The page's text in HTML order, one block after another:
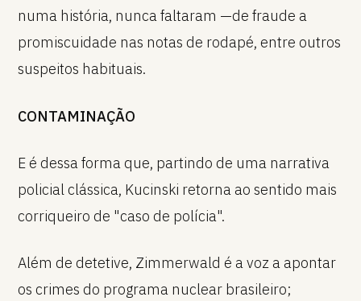
numa história, nunca faltaram —de fraude a
promiscuidade nas notas de rodapé, entre outros
suspeitos habituais.
CONTAMINAÇÃO
E é dessa forma que, partindo de uma narrativa
policial clássica, Kucinski retorna ao sentido mais
corriqueiro de "caso de polícia".
Além de detetive, Zimmerwald é a voz a apontar
os crimes do programa nuclear brasileiro;